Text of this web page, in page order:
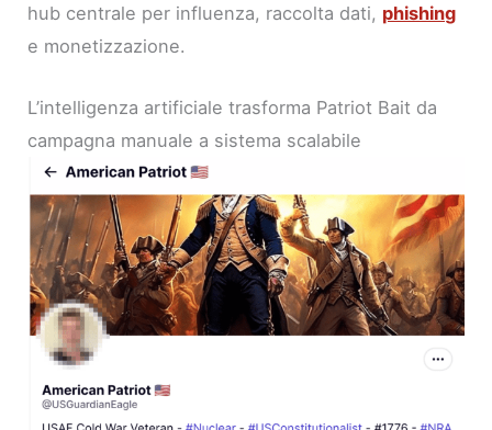
hub centrale per influenza, raccolta dati, phishing
e monetizzazione.
L’intelligenza artificiale trasforma Patriot Bait da
campagna manuale a sistema scalabile